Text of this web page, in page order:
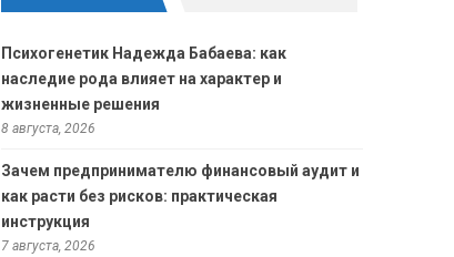
Психогенетик Надежда Бабаева: как
наследие рода влияет на характер и
жизненные решения
8 августа, 2026
Зачем предпринимателю финансовый аудит и
как расти без рисков: практическая
инструкция
7 августа, 2026